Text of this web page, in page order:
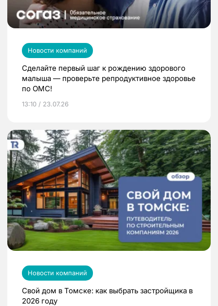
Новости компаний
Сделайте первый шаг к рождению здорового
малыша — проверьте репродуктивное здоровье
по ОМС!
13:10 / 23.07.26
Новости компаний
Свой дом в Томске: как выбрать застройщика в
2026 году